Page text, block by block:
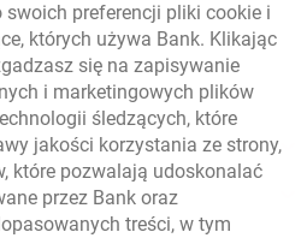
nowej karcie
preferencji pliki cookie i
których używa Bank. Klikając
się na zapisywanie
i marketingowych plików
śledzących, które
jakości korzystania ze strony,
które pozwalają udoskonalać
przez Bank oraz
treści, w tym